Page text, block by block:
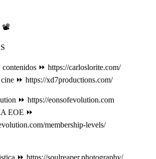
📽
⏩ https://carloslorite.com/
⏩ https://xd7productions.com/
⏩ https://eonsofevolution.com
EOE ⏩
membership-levels/